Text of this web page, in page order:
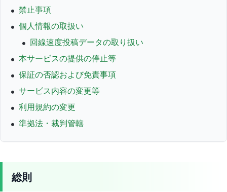
禁止事項
個人情報の取扱い
回線速度投稿データの取り扱い
本サービスの提供の停止等
保証の否認および免責事項
サービス内容の変更等
利用規約の変更
準拠法・裁判管轄
総則